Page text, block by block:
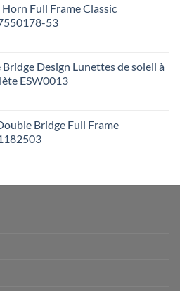
Full Frame Classic
53
Design Lunettes de soleil à
ESW0013
Bridge Full Frame